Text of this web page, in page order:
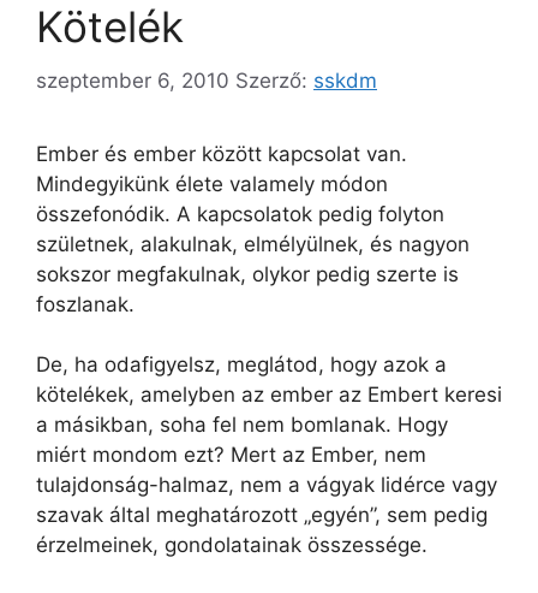
Kötelék
szeptember 6, 2010 Szerző: sskdm
Ember és ember között kapcsolat van.
Mindegyikünk élete valamely módon
összefonódik. A kapcsolatok pedig folyton
születnek, alakulnak, elmélyülnek, és nagyon
sokszor megfakulnak, olykor pedig szerte is
foszlanak.
De, ha odafigyelsz, meglátod, hogy azok a
kötelékek, amelyben az ember az Embert keresi
a másikban, soha fel nem bomlanak. Hogy
miért mondom ezt? Mert az Ember, nem
tulajdonság-halmaz, nem a vágyak lidérce vagy
szavak által meghatározott „egyén”, sem pedig
érzelmeinek, gondolatainak összessége.